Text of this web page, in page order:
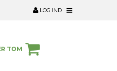
LOG IND
TOM